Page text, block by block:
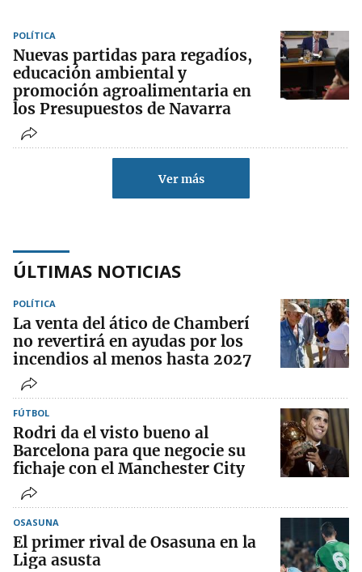
POLÍTICA
Nuevas partidas para regadíos,
educación ambiental y
promoción agroalimentaria en
los Presupuestos de Navarra
Ver más
ÚLTIMAS NOTICIAS
POLÍTICA
La venta del ático de Chamberí
no revertirá en ayudas por los
incendios al menos hasta 2027
FÚTBOL
Rodri da el visto bueno al
Barcelona para que negocie su
fichaje con el Manchester City
OSASUNA
El primer rival de Osasuna en la
Liga asusta